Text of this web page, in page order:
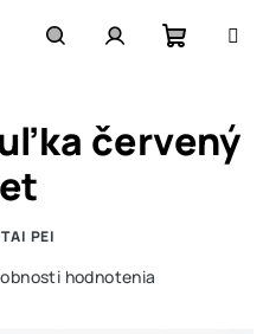
košík
červený
PEI
hodnotenia